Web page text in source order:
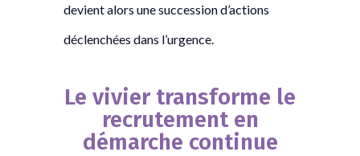
devient alors une succession d’actions
déclenchées dans l’urgence.
Le vivier transforme le
recrutement en
démarche continue